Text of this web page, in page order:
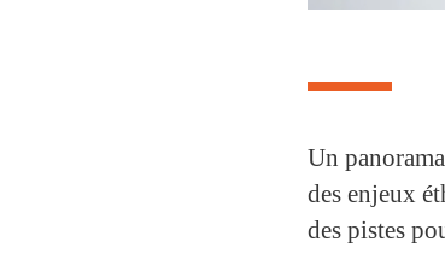
Un
des enjeux
des pistes